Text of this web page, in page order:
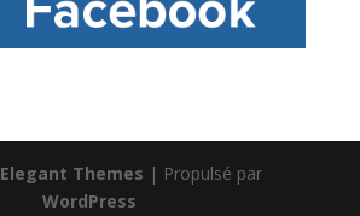
Elegant Themes | Propulsé par
WordPress